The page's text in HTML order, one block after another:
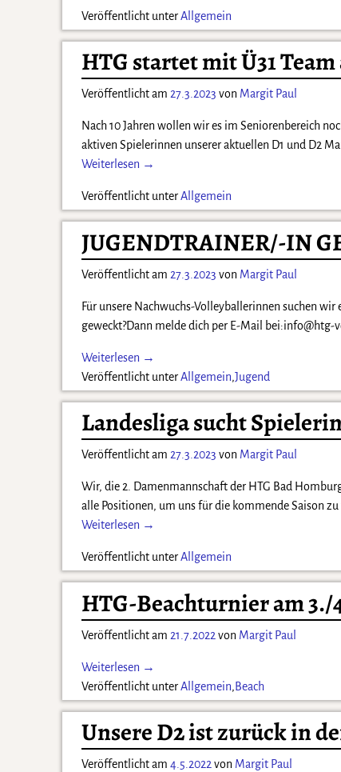
Veröffentlicht unterAllgemein
HTG startet mit Ü31
Veröffentlicht am 27.3.2023 von Margit Paul
Nach 10 Jahren wollen wir es im Seniorenbereich
aktiven Spielerinnen unserer aktuellen D1 und D2
Weiterlesen →
Veröffentlicht unterAllgemein
JUGENDTRAINER/-IN
Veröffentlicht am 27.3.2023 von Margit Paul
Für unsere Nachwuchs-Volleyballerinnen suchen
geweckt?Dann melde dich per E-Mail
Weiterlesen →
Veröffentlicht unterAllgemein,Jugend
Landesliga sucht
Veröffentlicht am 27.3.2023 von Margit Paul
Wir, die 2. Damenmannschaft der HTG Bad
alle Positionen, um uns für die kommende Saison
Weiterlesen →
Veröffentlicht unterAllgemein
HTG-Beachturnier am 3./
Veröffentlicht am 21.7.2022 von Margit Paul
Weiterlesen →
Veröffentlicht unterAllgemein, Beach
Unsere D2 ist zurück in
Veröffentlicht am 4.5.2022von Margit Paul